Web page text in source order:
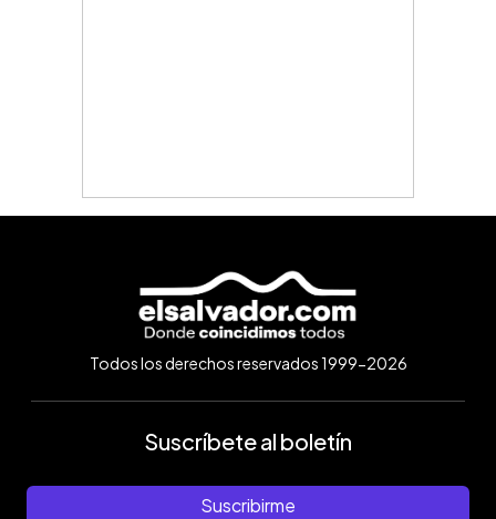
Todos los derechos reservados 1999-2026
Suscríbete al boletín
Suscribirme